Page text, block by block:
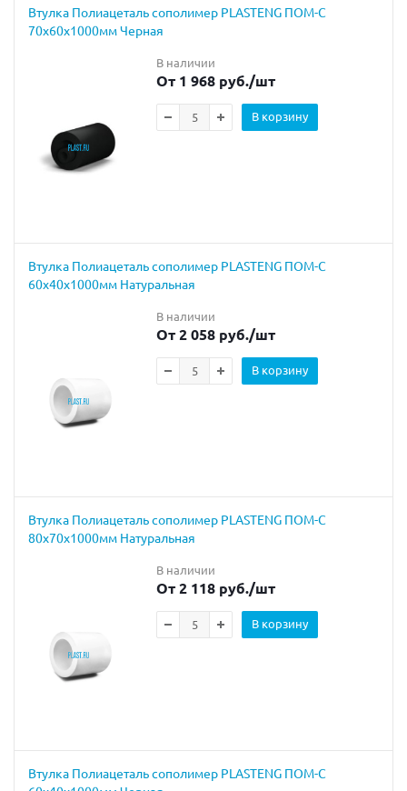
Втулка Полиацеталь сополимер PLASTENG ПОМ-С
70х60х1000мм Черная
В наличии
От 1 968 руб./шт
В корзину
Втулка Полиацеталь сополимер PLASTENG ПОМ-С
60х40х1000мм Натуральная
В наличии
От 2 058 руб./шт
В корзину
Втулка Полиацеталь сополимер PLASTENG ПОМ-С
80х70х1000мм Натуральная
В наличии
От 2 118 руб./шт
В корзину
Втулка Полиацеталь сополимер PLASTENG ПОМ-С